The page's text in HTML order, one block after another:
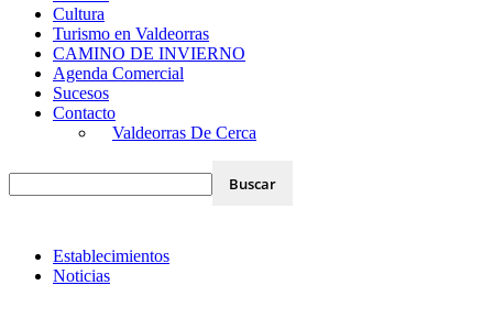
Cultura
Turismo en Valdeorras
CAMINO DE INVIERNO
Agenda Comercial
Sucesos
Contacto
Valdeorras De Cerca
Establecimientos
Noticias